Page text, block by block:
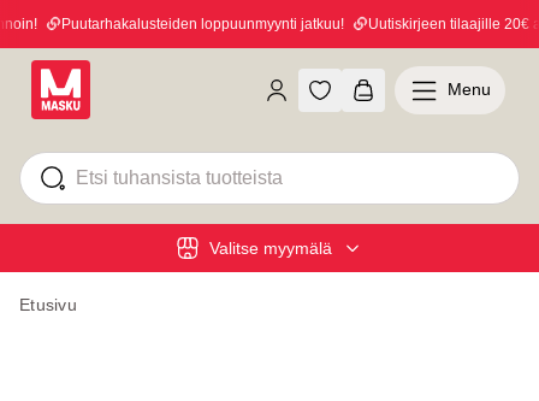
Puutarhakalusteiden loppuunmyynti jatkuu! Uutiskirjeen tilaajille 20€
Valitse myymälä
Menu
Etusivu